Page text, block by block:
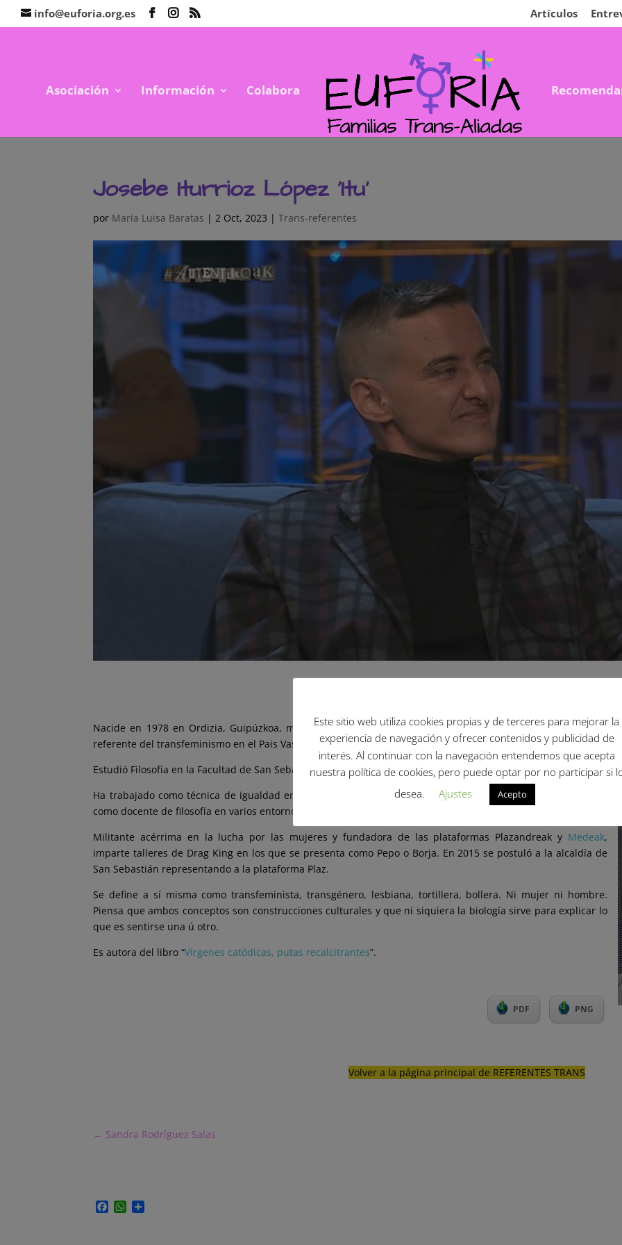
info@euforia.org.es Artículos
Asociación Información Colabora
Josebe Iturrioz López ‘Itu’
por María Luisa Baratas |2 Oct, 2023 |Trans-referentes
Nacide en 1978 en Ordizia, Guipúzkoa, más conocida como Itu, utiliza todos los pronombres y es todo un
referente del transfeminismo en el Pais Vasco.
Estudió Filosofía en la Facultad de San Sebastián, posee dos doctorados y un Máster de Igualdad de la UPV.
Ha trabajado como técnica de igualdad en Tolosa, como asesor en la Dirección de Igualdad en Guipúzkoa y
como docente de filosofía en varios entornos educativos.
Militante acérrima en la lucha por las mujeres y fundadora de las plataformas Plazandreak y Medeak,
imparte talleres de Drag King en los que se presenta como Pepo o Borja. En 2015 se postuló a la alcaldía de
San Sebastián representando a la plataforma Plaz.
Se define a sí misma como transfeminista, transgénero, lesbiana, tortillera, bollera. Ni mujer ni hombre.
Piensa que ambos conceptos son construcciones culturales y que ni siquiera la biología sirve para explicar lo
que es sentirse una ú otro.
Es autora del libro “Vírgenes catódicas, putas recalcitrantes”.
PDF PNG
Volver a la página principal de REFERENTES TRANS
← Sandra Rodríguez Salas
F
W
Este sitio web utiliza cookies propias y de terceres para mejorar la
experiencia de navegación y ofrecer contenidos y publicidad de
interés. Al continuar con la navegación entendemos que acepta
nuestra política de cookies, pero puede optar por no participar si
desea.
Ajustes Acepto